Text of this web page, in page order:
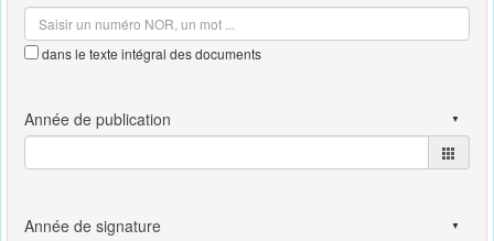
dans le texte intégral des documents